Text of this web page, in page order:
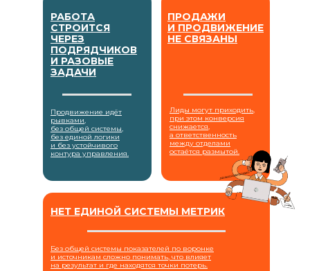
РАБОТА
СТРОИТСЯ
ЧЕРЕЗ
ПОДРЯДЧИКОВ
И РАЗОВЫЕ
ЗАДАЧИ
Продвижение идёт
рывками,
без общей системы,
без единой логики
и без устойчивого
контура управления.
ПРОДАЖИ
И ПРОДВИЖЕНИЕ
НЕ СВЯЗАНЫ
Лиды могут приходить,
при этом конверсия
снижается,
а ответственность
между отделами
остаётся размытой.
НЕТ ЕДИНОЙ СИСТЕМЫ МЕТРИК
Без общей системы показателей по воронке
и источникам сложно понимать, что влияет
на результат и где находятся точки потерь.